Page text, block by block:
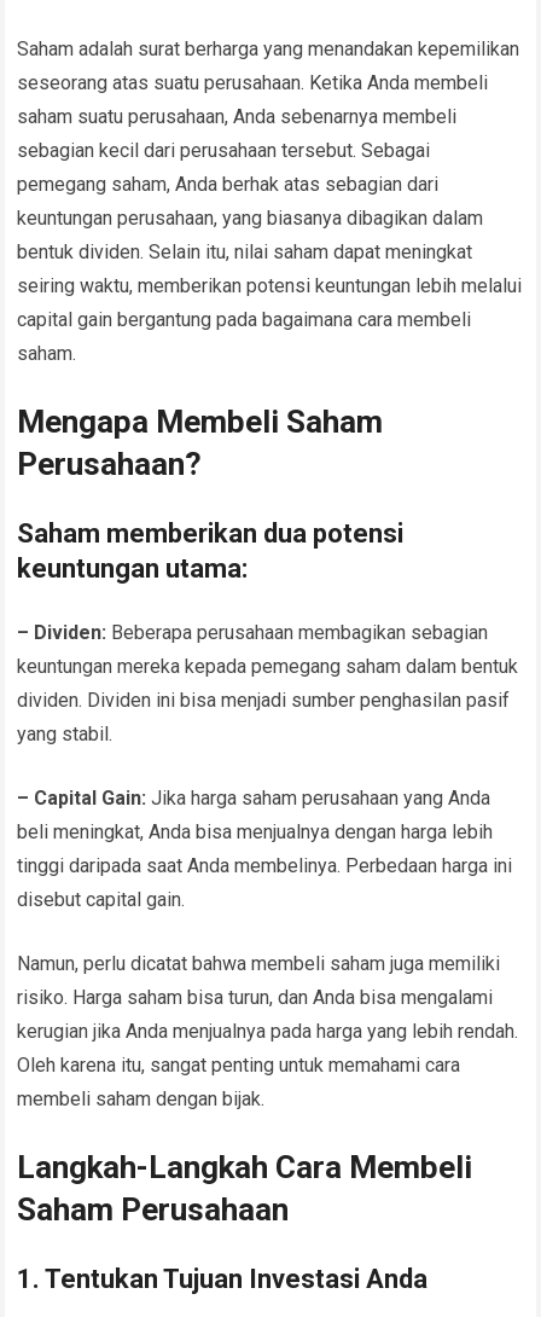
Saham adalah surat berharga yang menandakan kepemilikan
seseorang atas suatu perusahaan. Ketika Anda membeli
saham suatu perusahaan, Anda sebenarnya membeli
sebagian kecil dari perusahaan tersebut. Sebagai
pemegang saham, Anda berhak atas sebagian dari
keuntungan perusahaan, yang biasanya dibagikan dalam
bentuk dividen. Selain itu, nilai saham dapat meningkat
seiring waktu, memberikan potensi keuntungan lebih melalui
capital gain bergantung pada bagaimana cara membeli
saham.
Mengapa Membeli Saham
Perusahaan?
Saham memberikan dua potensi
keuntungan utama:
– Dividen: Beberapa perusahaan membagikan sebagian
keuntungan mereka kepada pemegang saham dalam bentuk
dividen. Dividen ini bisa menjadi sumber penghasilan pasif
yang stabil.
– Capital Gain: Jika harga saham perusahaan yang Anda
beli meningkat, Anda bisa menjualnya dengan harga lebih
tinggi daripada saat Anda membelinya. Perbedaan harga ini
disebut capital gain.
Namun, perlu dicatat bahwa membeli saham juga memiliki
risiko. Harga saham bisa turun, dan Anda bisa mengalami
kerugian jika Anda menjualnya pada harga yang lebih rendah.
Oleh karena itu, sangat penting untuk memahami cara
membeli saham dengan bijak.
Langkah-Langkah Cara Membeli
Saham Perusahaan
1. Tentukan Tujuan Investasi Anda